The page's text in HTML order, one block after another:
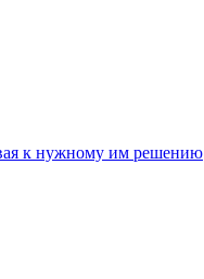
к нужному им решению